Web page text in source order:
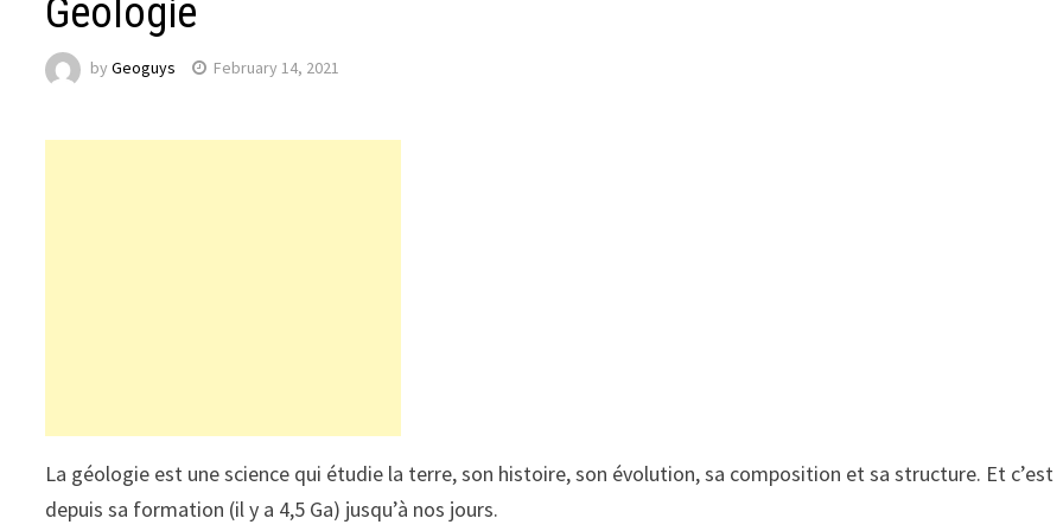
Géologie
byGeoguys February 14, 2021
La géologie est une science qui étudie la terre, son histoire, son évolution, sa composition et sa structure. Et c’est
depuis sa formation (il y a 4,5 Ga) jusqu’à nos jours.